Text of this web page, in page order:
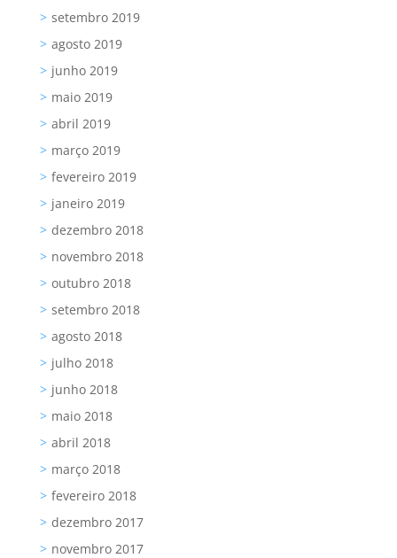
setembro 2019
agosto 2019
junho 2019
maio 2019
abril 2019
março 2019
fevereiro 2019
janeiro 2019
dezembro 2018
novembro 2018
outubro 2018
setembro 2018
agosto 2018
julho 2018
junho 2018
maio 2018
abril 2018
março 2018
fevereiro 2018
dezembro 2017
novembro 2017